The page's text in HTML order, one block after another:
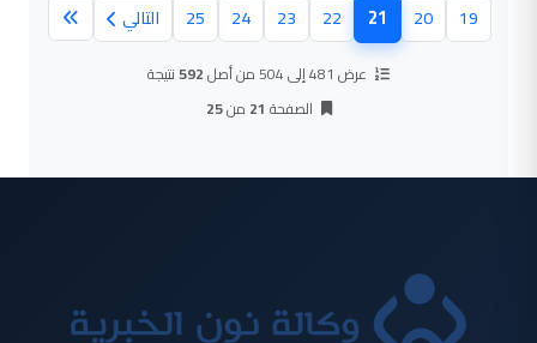
19
20
21(الصفحة الحالية)
22
23
24
25 التالي
عرض 481 إلى 504 من أصل 592نتيجة
الصفحة 21 من25